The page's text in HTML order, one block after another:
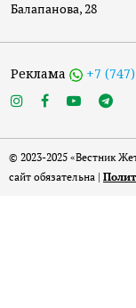
Балапанова, 28
Реклама +7
© 2023-2025 «Вестник
сайт обязательна |